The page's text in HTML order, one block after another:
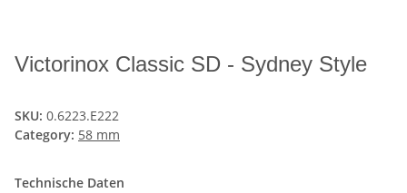
Victorinox Classic SD - Sydney Style
SKU: 0.6223.E222
Category: 58 mm
Technische Daten